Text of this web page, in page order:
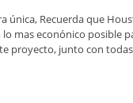
única, Recuerda que
mas econónico posible
proyecto, junto con